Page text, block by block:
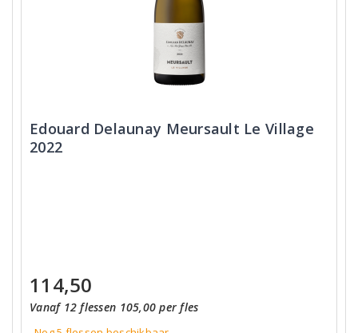
Edouard Delaunay Meursault Le Village
2022
114,50
Vanaf 12 flessen 105,00 per fles